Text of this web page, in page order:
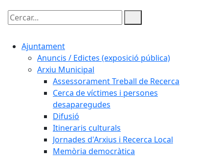
Cercar:
Ajuntament
Anuncis / Edictes (exposició pública)
Arxiu Municipal
Assessorament Treball de Recerca
Cerca de víctimes i persones
desaparegudes
Difusió
Itineraris culturals
Jornades d'Arxius i Recerca Local
Memòria democràtica